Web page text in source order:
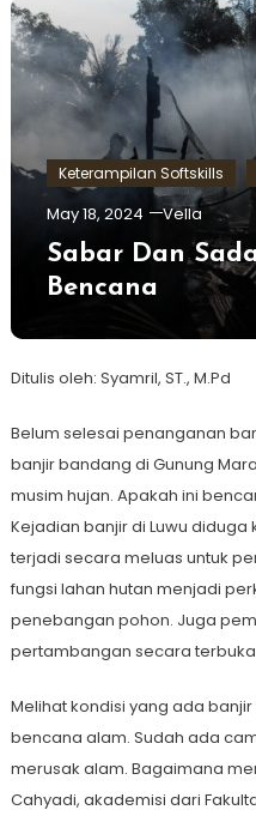
Keterampilan Softskills
May 18, 2024 Vella
Sabar Dan
Bencana
Ditulis oleh: Syamril, ST., M.Pd
Belum selesai penanganan
banjir bandang di Gunung
musim hujan. Apakah ini
Kejadian banjir di Luwu
terjadi secara meluas untuk
fungsi lahan hutan menjadi
penebangan pohon. Juga
pertambangan secara
Melihat kondisi yang ada
bencana alam. Sudah ada
merusak alam. Bagaimana
Cahyadi, akademisi dari